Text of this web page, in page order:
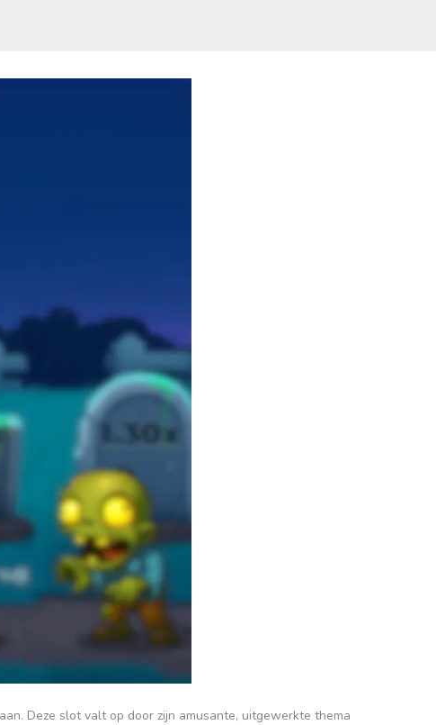
Deze slot valt op door zijn amusante, uitgewerkte thema